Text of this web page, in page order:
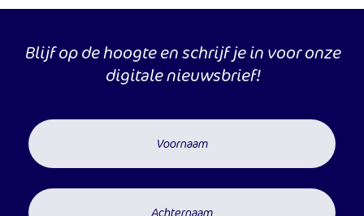
Blijf op de hoogte en schrijf je in voor onze
digitale nieuwsbrief!